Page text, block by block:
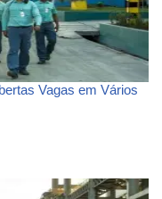
Vagas em Vários